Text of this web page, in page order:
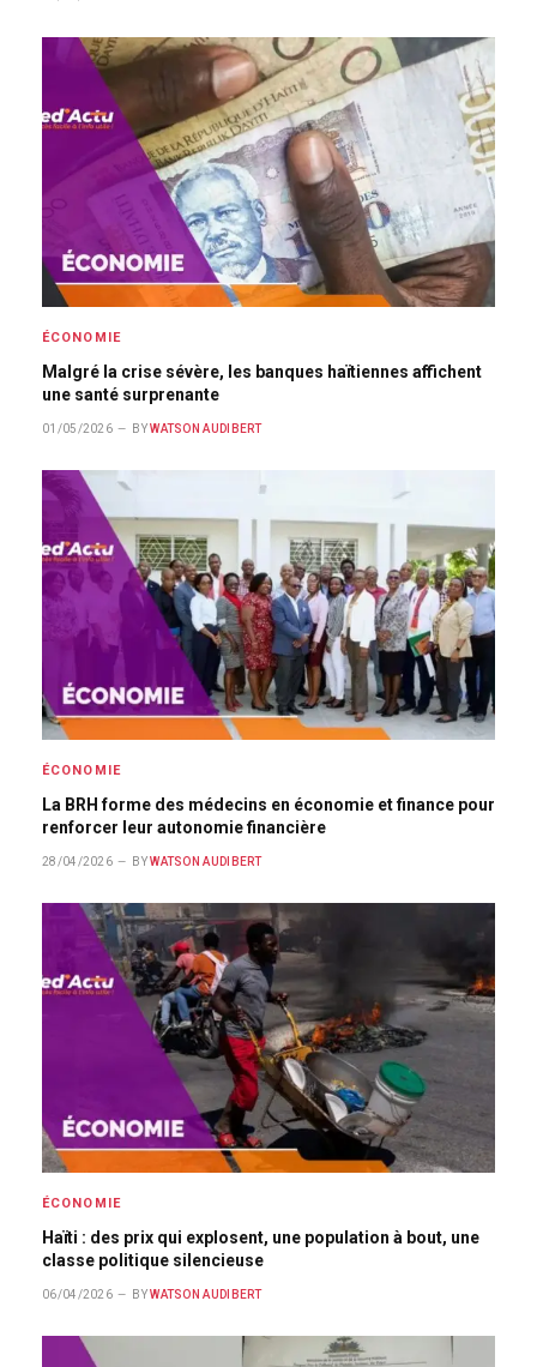
ÉCONOMIE
Malgré la crise sévère, les banques haïtiennes affichent
une santé surprenante
01/05/2026 BY WATSON AUDIBERT
ÉCONOMIE
La BRH forme des médecins en économie et finance pour
renforcer leur autonomie financière
28/04/2026 BY WATSON AUDIBERT
ÉCONOMIE
Haïti : des prix qui explosent, une population à bout, une
classe politique silencieuse
06/04/2026 BY WATSON AUDIBERT